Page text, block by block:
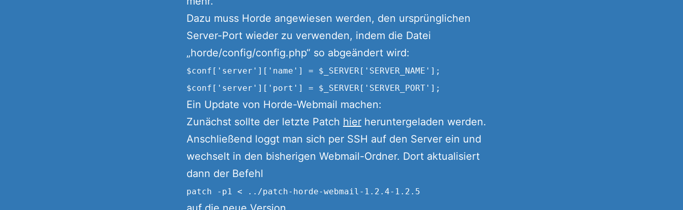
Dazu muss Horde angewiesen werden, den ursprünglichen
Server-Port wieder zu verwenden, indem die Datei
„horde/config/config.php“ so abgeändert wird:
$conf['server']['name'] = $_SERVER['SERVER_NAME'];
$conf['server']['port'] = $_SERVER['SERVER_PORT'];
Ein Update von Horde-Webmail machen:
Zunächst sollte der letzte Patch hier heruntergeladen werden.
Anschließend loggt man sich per SSH auf den Server ein und
wechselt in den bisherigen Webmail-Ordner. Dort aktualisiert
dann der Befehl
patch -p1 < ../patch-horde-webmail-1.2.4-1.2.5